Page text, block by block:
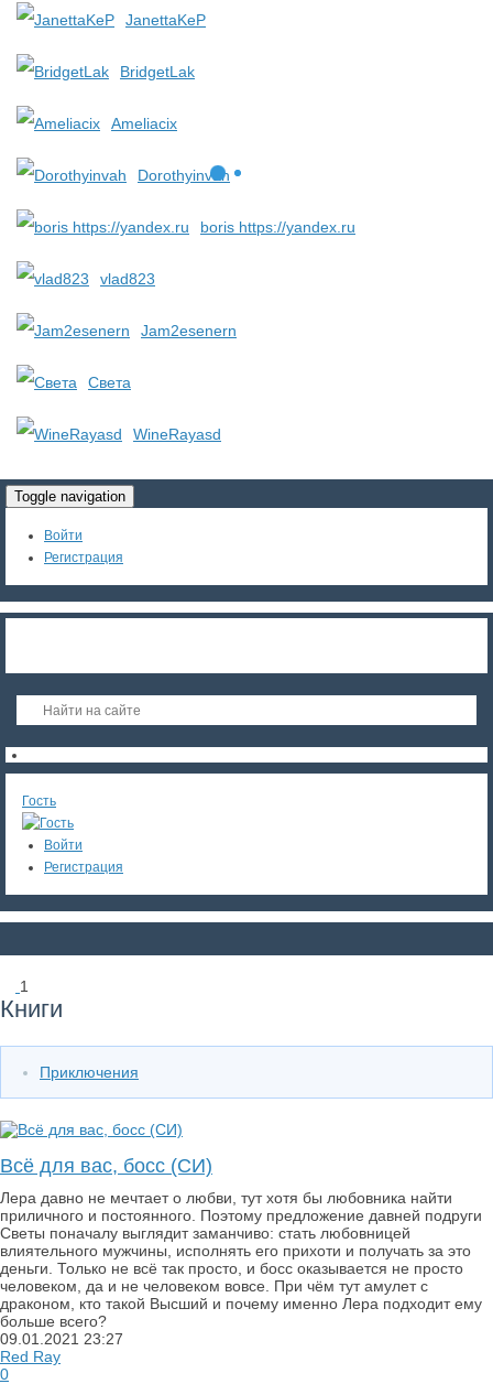
JanettaKeP
BridgetLak
Ameliacix
Dorothyinvah
boris https://yandex.ru
vlad823
Jam2esenern
Света
WineRayasd
Toggle navigation
Войти
Регистрация
Гость
Войти
Регистрация
1
Книги
Приключения
Всё для вас, босс (СИ)
Лера давно не мечтает о любви, тут хотя бы любовника найти
приличного и постоянного. Поэтому предложение давней подруги
Светы поначалу выглядит заманчиво: стать любовницей
влиятельного мужчины, исполнять его прихоти и получать за это
деньги. Только не всё так просто, и босс оказывается не просто
человеком, да и не человеком вовсе. При чём тут амулет с
драконом, кто такой Высший и почему именно Лера подходит ему
больше всего?
09.01.2021 23:27
Red Ray
0